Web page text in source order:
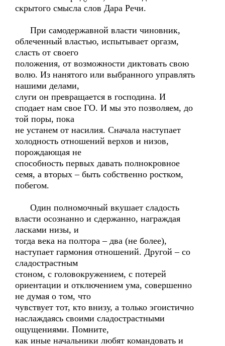
скрытого смысла слов Дара Речи.
При самодержавной власти чиновник,
облеченный властью, испытывает оргазм,
сласть от своего
положения, от возможности диктовать свою
волю. Из нанятого или выбранного управлять
нашими делами,
слуги он превращается в господина. И
сподает нам свое ГО. И мы это позволяем, до
той поры, пока
не устанем от насилия. Сначала наступает
холодность отношений верхов и низов,
порождающая не
способность первых давать полнокровное
семя, а вторых – быть собственно ростком,
побегом.
Один полномочный вкушает сладость
власти осознанно и сдержанно, награждая
ласками низы, и
тогда века на полтора – два (не более),
наступает гармония отношений. Другой – со
сладострастным
стоном, с головокружением, с потерей
ориентации и отключением ума, совершенно
не думая о том, что
чувствует тот, кто внизу, а только эгоистично
наслаждаясь своими сладострастными
ощущениями. Помните,
как иные начальники любят командовать и